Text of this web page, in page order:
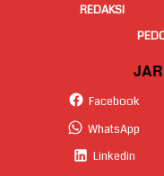
REDAKSI
Facebook
WhatsApp
Linkedin